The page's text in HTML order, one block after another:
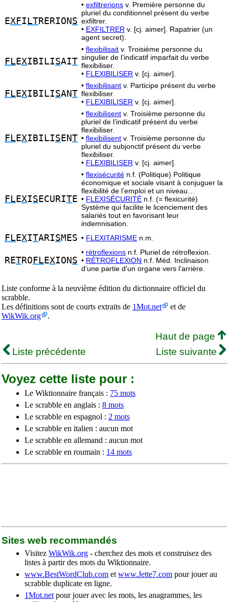
EXFI LTRERION S
• exfiltrerions v. Première personne du
pluriel du conditionnel présent du verbe
exfiltrer.
• EXFILTRER v. [cj. aimer]. Rapatrier (un
agent secret).
FL EXIBILISAIT
• flexibilisait v. Troisième personne du
singulier de l’indicatif imparfait du verbe
flexibiliser.
• FLEXIBILISER v. [cj. aimer].
FL EXIBILISANT
• flexibilisant v. Participe présent du verbe
flexibiliser.
• FLEXIBILISER v. [cj. aimer].
FL EXIBILIS ENT
• flexibilisent v. Troisième personne du
pluriel de l’indicatif présent du verbe
flexibiliser.
• flexibilisent v. Troisième personne du
pluriel du subjonctif présent du verbe
flexibiliser.
• FLEXIBILISER v. [cj. aimer].
FL EXIS ECURITE
• flexisécurité n.f. (Politique) Politique
économique et sociale visant à conjuguer la
flexibilité de l’emploi et un niveau…
• FLEXISÉCURITÉ n.f. (= flexicurité)
Système qui facilite le licenciement des
salariés tout en favorisant leur
indemnisation.
FL EXITARISMES • FLEXITARISME n.m.
RETRO FL EXION S
• rétroflexions n.f. Pluriel de rétroflexion.
• RÉTROFLEXION n.f. Méd. Inclinaison
d’une partie d’un organe vers l’arrière.
Liste conforme à la neuvième édition du dictionnaire officiel du
scrabble.
Les définitions sont de courts extraits de 1Mot.net
et de
WikWik.org
.
Haut de page
Liste précédente
Liste suivante
Voyez cette liste pour :
Le Wiktionnaire français : 75 mots
Le scrabble en anglais : 8 mots
Le scrabble en espagnol : 2 mots
Le scrabble en italien : aucun mot
Le scrabble en allemand : aucun mot
Le scrabble en roumain : 14 mots
Sites web recommandés
Visitez WikWik.org - cherchez des mots et construisez des
listes à partir des mots du Wiktionnaire.
www.BestWordClub.com et www.Jette7.com pour jouer au
scrabble duplicate en ligne.
1Mot.net pour jouer avec les mots, les anagrammes, les